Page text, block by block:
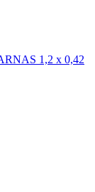
1,2 х 0,42